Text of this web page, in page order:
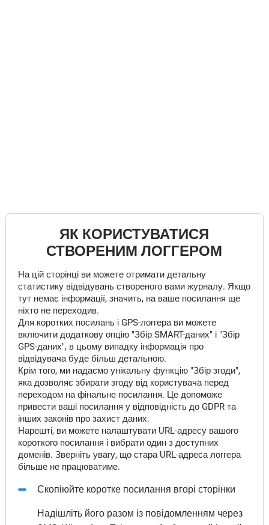
ЯК КОРИСТУВАТИСЯ
СТВОРЕНИМ ЛОГГЕРОМ
На цій сторінці ви можете отримати детальну
статистику відвідувань створеного вами журналу. Якщо
тут немає інформації, значить, на ваше посилання ще
ніхто не переходив.
Для коротких посилань і GPS-логгера ви можете
включити додаткову опцію "Збір SMART-даних" і "Збір
GPS-даних", в цьому випадку інформація про
відвідувача буде більш детальною.
Крім того, ми надаємо унікальну функцію "Збір згоди",
яка дозволяє збирати згоду від користувача перед
переходом на фінальне посилання. Це допоможе
привести ваші посилання у відповідність до GDPR та
інших законів про захист даних.
Нарешті, ви можете налаштувати URL-адресу вашого
короткого посилання і вибрати один з доступних
доменів. Зверніть увагу, що стара URL-адреса логгера
більше не працюватиме.
Скопіюйте коротке посилання вгорі сторінки
Надішліть його разом із повідомленням через